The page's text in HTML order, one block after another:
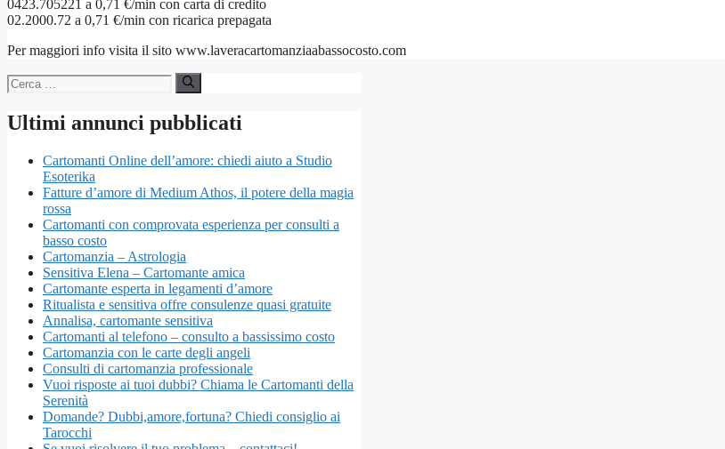
0423.705221 a 0,71 €/min con carta di credito
02.2000.72 a 0,71 €/min con ricarica prepagata
Per maggiori info visita il sito www.laveracartomanziaabassocosto.com
Ricerca
per:
Ultimi annunci pubblicati
Cartomanti Online dell’amore: chiedi aiuto a Studio
Esoterika
Fatture d’amore di Medium Athos, il potere della magia
rossa
Cartomanti con comprovata esperienza per consulti a
basso costo
Cartomanzia – Astrologia
Sensitiva Elena – Cartomante amica
Cartomante esperta in legamenti d’amore
Ritualista e sensitiva offre consulenze quasi gratuite
Annalisa, cartomante sensitiva
Cartomanti al telefono – consulto a bassissimo costo
Cartomanzia con le carte degli angeli
Consulti di cartomanzia professionale
Vuoi risposte ai tuoi dubbi? Chiama le Cartomanti della
Serenità
Domande? Dubbi,amore,fortuna? Chiedi consiglio ai
Tarocchi